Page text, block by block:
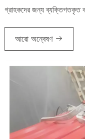
গ্রাহকদের জন্য ব্যক্তিগতকৃত
আরো অন্বেষণ